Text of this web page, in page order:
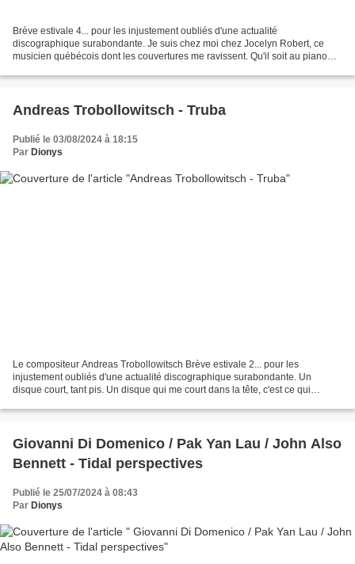
Brève estivale 4... pour les injustement oubliés d'une actualité
discographique surabondante. Je suis chez moi chez Jocelyn Robert, ce
musicien québécois dont les couvertures me ravissent. Qu'il soit au piano
Andreas Trobollowitsch - Truba
Publié le 03/08/2024 à 18:15
Par Dionys
Le compositeur Andreas Trobollowitsch Brève estivale 2... pour les
injustement oubliés d'une actualité discographique surabondante. Un
disque court, tant pis. Un disque qui me court dans la tête, c'est ce qui
Giovanni Di Domenico / Pak Yan Lau / John Also
Bennett - Tidal perspectives
Publié le 25/07/2024 à 08:43
Par Dionys